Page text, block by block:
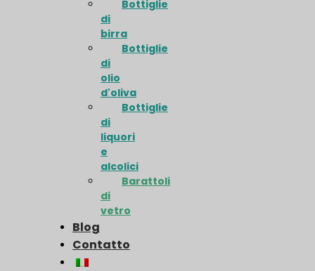
Bottiglie
di
birra
Bottiglie
di
olio
d'oliva
Bottiglie
di
liquori
e
alcolici
Barattoli
di
vetro
Blog
Contatto